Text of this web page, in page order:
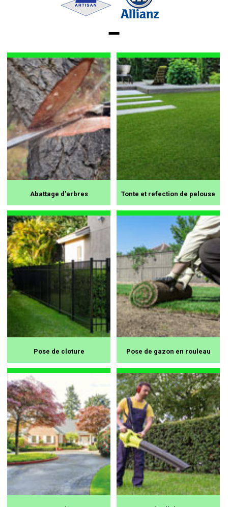
Abattage d'arbres Tonte et refection de pelouse
Pose de cloture Pose de gazon en rouleau